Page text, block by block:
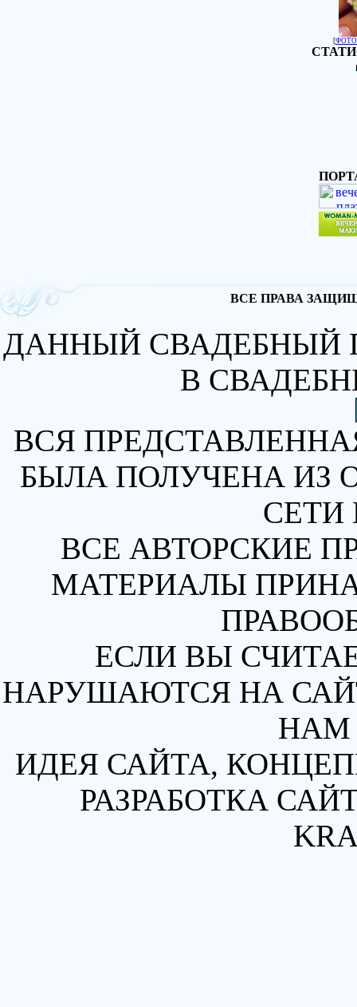
[
ВСЕ ПРАВА
ДАННЫЙ СВАДЕБНЫЙ
В
ВСЯ
БЫЛА ПОЛУЧЕНА ИЗ
СЕТИ
ВСЕ АВТОРСКИЕ
МАТЕРИАЛЫ
ЕСЛИ ВЫ
НАРУШАЮТСЯ НА
НАМ
ИДЕЯ САЙТА,
РАЗРАБОТКА